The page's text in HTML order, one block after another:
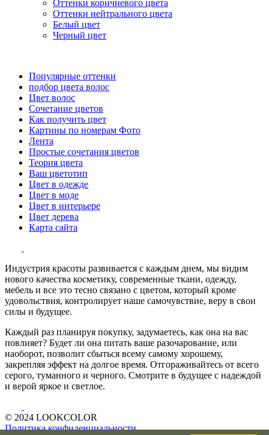
Оттенки коричневого цвета
Оттенки нейтрального цвета
Белый цвет
Черный цвет
Популярные оттенки
подбор цвета волос
Цвет волос
Сочетание цветов
Как получить цвет
Картины по номерам Фото
Лента
Простые сочетания цветов
Теория цвета
Ваш цветотип
Цвет в одежде
Цвет в моде
Цвет в интерьере
Цвет дерева
Карта сайта
Индустрия красоты развивается с каждым днем, мы видим
нового качества косметику, современные ткани, одежду,
мебель и все это тесно связано с цветом, который кроме
удовольствия, контролирует наше самочувствие, веру в свои
силы и будущее.
Каждый раз планируя покупку, задумаетесь, как она на вас
повлияет? Будет ли она питать ваше разочарование, или
наоборот, позволит сбыться всему самому хорошему,
закрепляя эффект на долгое время. Отгораживайтесь от всего
серого, туманного и черного. Смотрите в будущее с надеждой
и верой яркое и светлое.
© 2024 LOOKCOLOR
Политика конфиденциальности